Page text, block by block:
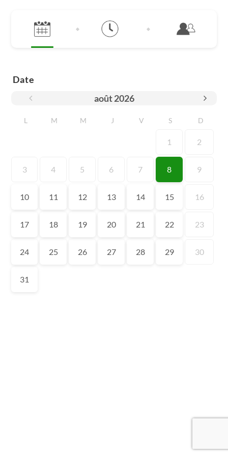
Date
août 2026
L M M J V S D
1 2
3 4 5 6 7 8 9
10 11 12 13 14 15 16
17 18 19 20 21 22 23
24 25 26 27 28 29 30
31